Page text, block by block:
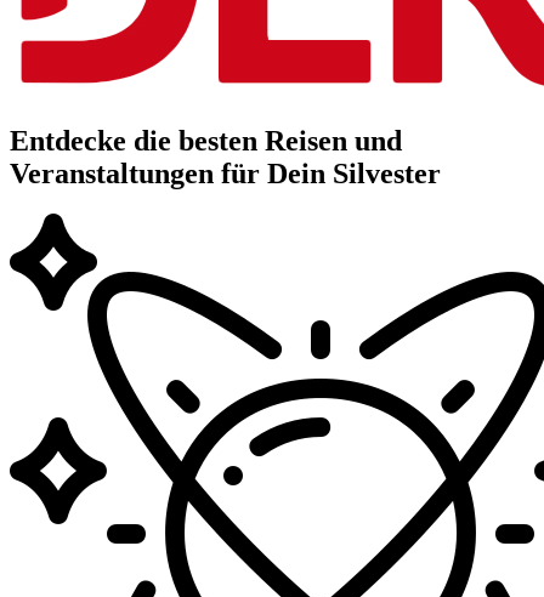
Entdecke die besten Reisen und
Veranstaltungen für Dein Silvester